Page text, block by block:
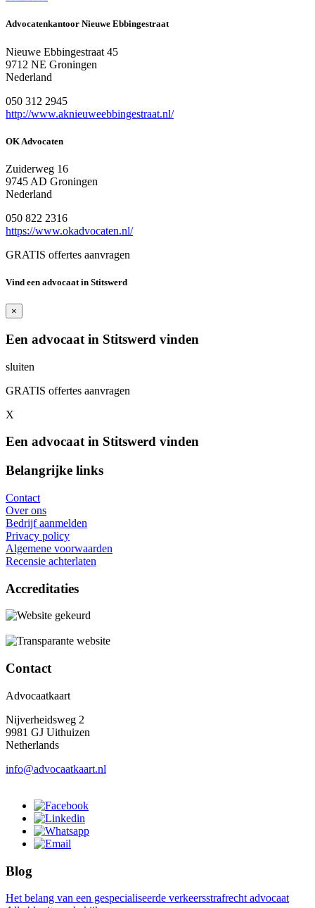
Advocatenkantoor Nieuwe Ebbingestraat
Nieuwe Ebbingestraat 45
9712 NE Groningen
Nederland
050 312 2945
http://www.aknieuweebbingestraat.nl/
OK Advocaten
Zuiderweg 16
9745 AD Groningen
Nederland
050 822 2316
https://www.okadvocaten.nl/
GRATIS offertes aanvragen
Vind een advocaat in Stitswerd
×
Een advocaat in Stitswerd vinden
sluiten
GRATIS offertes aanvragen
X
Een advocaat in Stitswerd vinden
Belangrijke links
Contact
Over ons
Bedrijf aanmelden
Privacy policy
Algemene voorwaarden
Recensie achterlaten
Accreditaties
Contact
Advocaatkaart
Nijverheidsweg 2
9981 GJ Uithuizen
Netherlands
info@advocaatkaart.nl
Blog
Het belang van een gespecialiseerde verkeersstrafrecht advocaat